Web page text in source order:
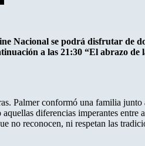
Nacional se podrá disfrutar de
a las 21:30 “El abrazo de
Palmer conformó una familia
diferencias imperantes entre
no reconocen, ni respetan las